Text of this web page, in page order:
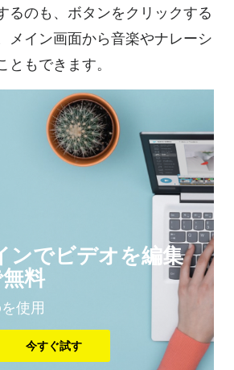
るのも、ボタンをクリックする
メイン画面から音楽やナレーシ
ともできます。
ンでビデオを編集
料
使用
今すぐ試す